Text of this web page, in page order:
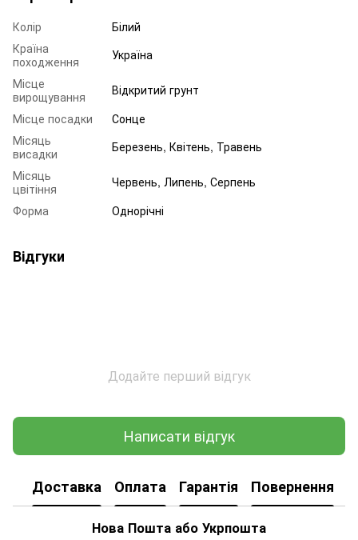
Колір
Білий
Країна
походження
Україна
Місце
вирощування
Відкритий грунт
Місце посадки
Сонце
Місяць
висадки
Березень, Квітень, Травень
Місяць
цвітіння
Червень, Липень, Серпень
Форма
Однорічні
Відгуки
Додайте перший відгук
Написати відгук
Доставка Оплата Гарантія Повернення
Нова Пошта або Укрпошта